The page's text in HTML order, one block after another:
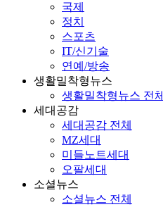
국제
정치
스포츠
IT/신기술
연예/방송
생활밀착형뉴스
생활밀착형뉴스 전체
세대공감
세대공감 전체
MZ세대
미들노트세대
오팔세대
소셜뉴스
소셜뉴스 전체